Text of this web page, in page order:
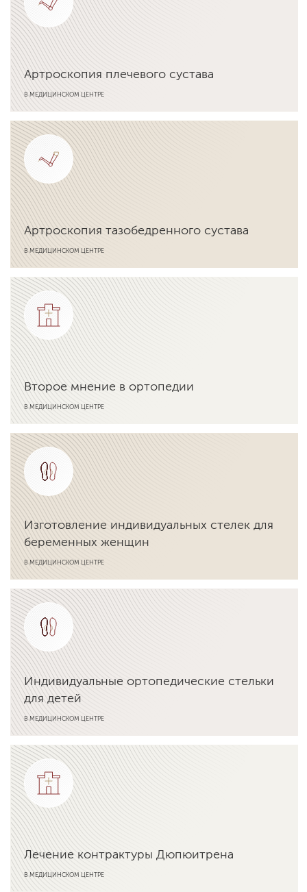
Артроскопия плечевого сустава
В МЕДИЦИНСКОМ ЦЕНТРЕ
Подробнее об услуге
Артроскопия тазобедренного сустава
В МЕДИЦИНСКОМ ЦЕНТРЕ
Подробнее об услуге
Второе мнение в ортопедии
В МЕДИЦИНСКОМ ЦЕНТРЕ
Подробнее об услуге
Изготовление индивидуальных стелек для
беременных женщин
В МЕДИЦИНСКОМ ЦЕНТРЕ
Подробнее об услуге
Индивидуальные ортопедические стельки
для детей
В МЕДИЦИНСКОМ ЦЕНТРЕ
Подробнее об услуге
Лечение контрактуры Дюпюитрена
В МЕДИЦИНСКОМ ЦЕНТРЕ